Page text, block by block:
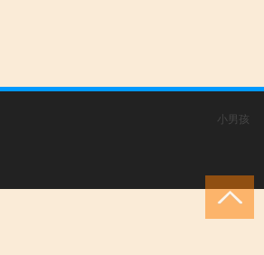
小男孩